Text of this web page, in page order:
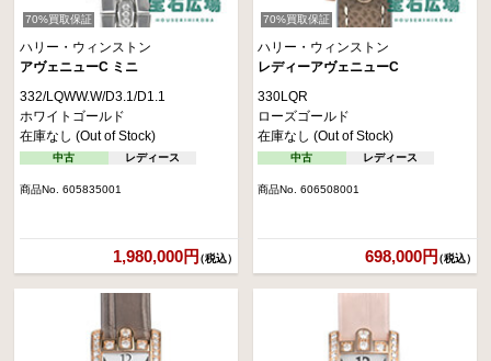
70%買取保証
ハリー・ウィンストン
アヴェニューC ミニ
332/LQWW.W/D3.1/D1.1
ホワイトゴールド
在庫なし (Out of Stock)
中古 レディース
商品No. 605835001
1,980,000円（税込）
70%買取保証
ハリー・ウィンストン
レディーアヴェニューC
330LQR
ローズゴールド
在庫なし (Out of Stock)
中古 レディース
商品No. 606508001
698,000円（税込）